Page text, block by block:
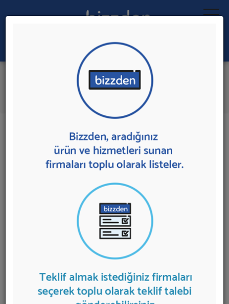
Ara:
Arama Motoru Optimizasyonu
İlk 1 Firmadan Teklif İste
1 sonuç bulundu.
Alanya'da
Arama Motoru Optimizasyonu
sunan firmalar aşağıda listelenmektedir.Arama Motoru
Optimizasyonuteklifi almak için listeden seçim yapıp
ya da "İlk 5 Firmadan Teklif İste" kısmından toplu olarak
teklif talebinizi firmalara aktarabilirsiniz.